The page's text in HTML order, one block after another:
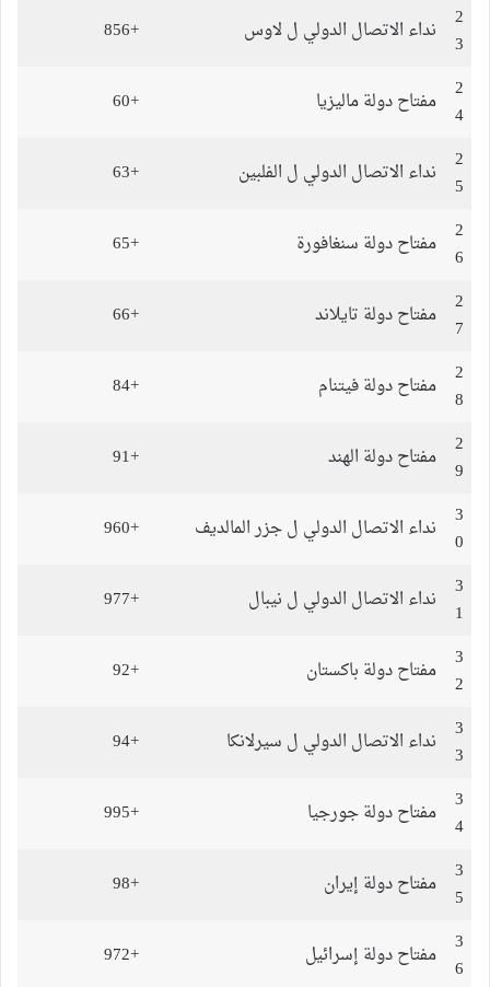
2
3
نداء الاتصال الدولي ل لاوس
+856
2
4
مفتاح دولة ماليزيا
+60
2
5
نداء الاتصال الدولي ل الفلبين
+63
2
6
مفتاح دولة سنغافورة
+65
2
7
مفتاح دولة تايلاند
+66
2
8
مفتاح دولة فيتنام
+84
2
9
مفتاح دولة الهند
+91
3
0
نداء الاتصال الدولي ل جزر المالديف
+960
3
1
نداء الاتصال الدولي ل نيبال
+977
3
2
مفتاح دولة باكستان
+92
3
3
نداء الاتصال الدولي ل سيرلانكا
+94
3
4
مفتاح دولة جورجيا
+995
3
5
مفتاح دولة إيران
+98
3
6
مفتاح دولة إسرائيل
+972